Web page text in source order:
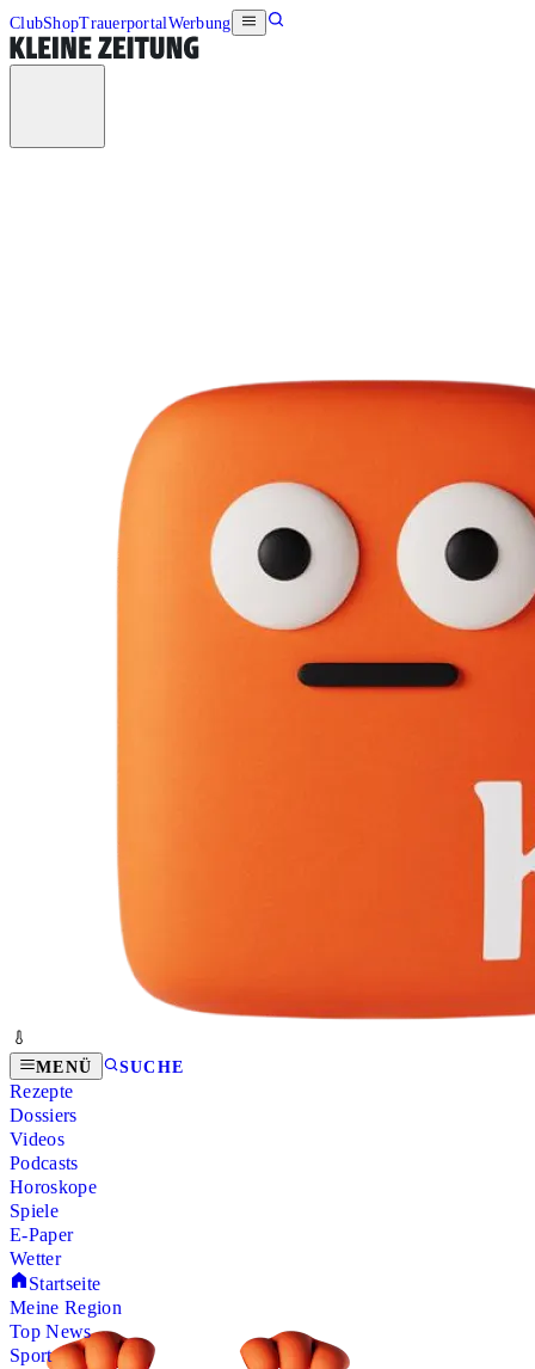
ClubShopTrauerportalWerbung
MENÜ SUCHE
Rezepte
Dossiers
Videos
Podcasts
Horoskope
Spiele
E-Paper
Wetter
Startseite
Meine Region
Top News
Sport